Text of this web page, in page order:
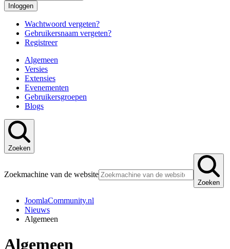
Inloggen
Wachtwoord vergeten?
Gebruikersnaam vergeten?
Registreer
Algemeen
Versies
Extensies
Evenementen
Gebruikersgroepen
Blogs
Zoeken
Zoekmachine van de website
Zoeken
JoomlaCommunity.nl
Nieuws
Algemeen
Algemeen